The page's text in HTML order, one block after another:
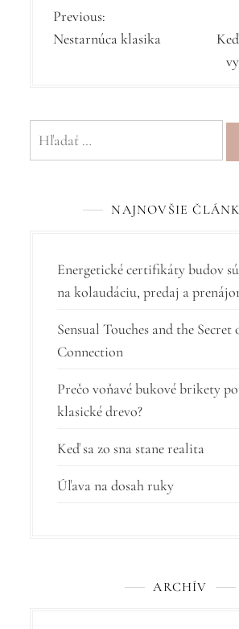
N
a
g
á
v
č
l
á
n
k
u
Previous:
Nestarnúca klasika
Hľadať:
NAJNOVŠIE
Energetické certifikáty budov
na kolaudáciu, predaj a
Sensual Touches and the Secret
Connection
Prečo voňavé bukové brikety
klasické drevo?
Keď sa zo sna stane realita
Úľava na dosah ruky
ARCHÍV